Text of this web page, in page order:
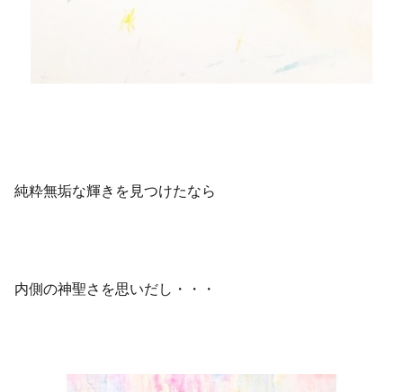
純粋無垢な輝きを見つけたなら
内側の神聖さを思いだし・・・